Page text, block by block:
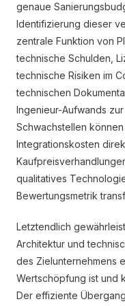
genaue
Identifizierung dieser
zentrale Funktion von
technische Schulden,
technische Risiken im
technischen
Ingenieur-Aufwands
Schwachstellen
Integrationskosten
qualitatives
Bewertungsmetrik
Letztendlich
Architektur und
des Zielunternehmens
Wertschöpfung ist und
Der effiziente